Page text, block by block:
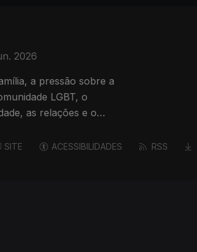
2026
a pressão sobre a
LGBT, o
as relações e o
SITE ACESSIBILIDADES RSS